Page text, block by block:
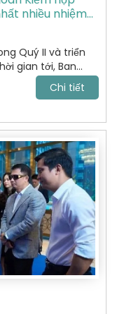
nhiều nhiệm
Quý II và triển
gian tới, Ban
đã tổ chức cuộc
sự tham dự của
Chi tiết